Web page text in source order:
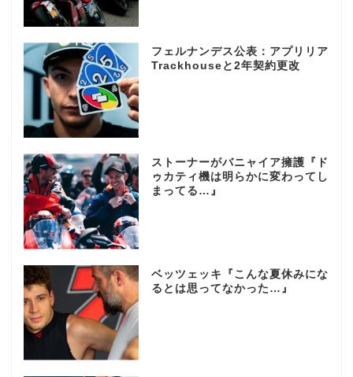
フェルナンデス公表：アプリリア
Trackhouseと2年契約更改
ストーナーがバニャイア擁護『ド
ゥカティ機は明らかに変わってし
まってる…』
ベッツェッキ『こんな夏休みにな
るとは思ってなかった…』